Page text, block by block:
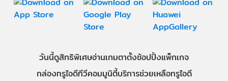
วันนี้ดูสิทธิพิเศษอ่านเกมตาตั้งช้อปปิ้งแพ็กเกจ
กล่องทรูไอดีทีวีคอมมูนิตี้บริการช่วยเหลือทรูไอดี